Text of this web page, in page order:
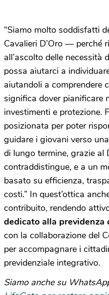
“Siamo molto soddisfatti
Cavalieri D’Oro — perché
all’ascolto delle necessità
possa aiutarci a
aiutandoli a comprendere
significa dover pianificare
investimenti e protezione.
posizionata per poter
guidare i giovani verso
di lungo termine, grazie al
contraddistingue, e a un
basato su efficienza,
costi.” In quest’ottica
contribuito, rendendo
dedicato alla previdenza
con la collaborazione del
per accompagnare i
previdenziale integrativo.
Siamo anche su